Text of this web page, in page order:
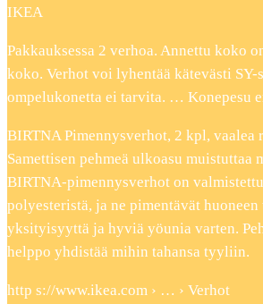
IKEA
Pakkauksessa 2 verhoa. Annettu koko
koko. Verhot voi lyhentää kätevästi
ompelukonetta ei tarvita. … Konepesu
BIRTNA Pimennysverhot, 2 kpl, vaalea
Samettisen pehmeä ulkoasu muistuttaa
BIRTNA-pimennysverhot on
polyesteristä, ja ne pimentävät
yksityisyyttä ja hyviä yöunia varten.
helppo yhdistää mihin tahansa tyyliin.
http s://www.ikea.com › … › Verhot